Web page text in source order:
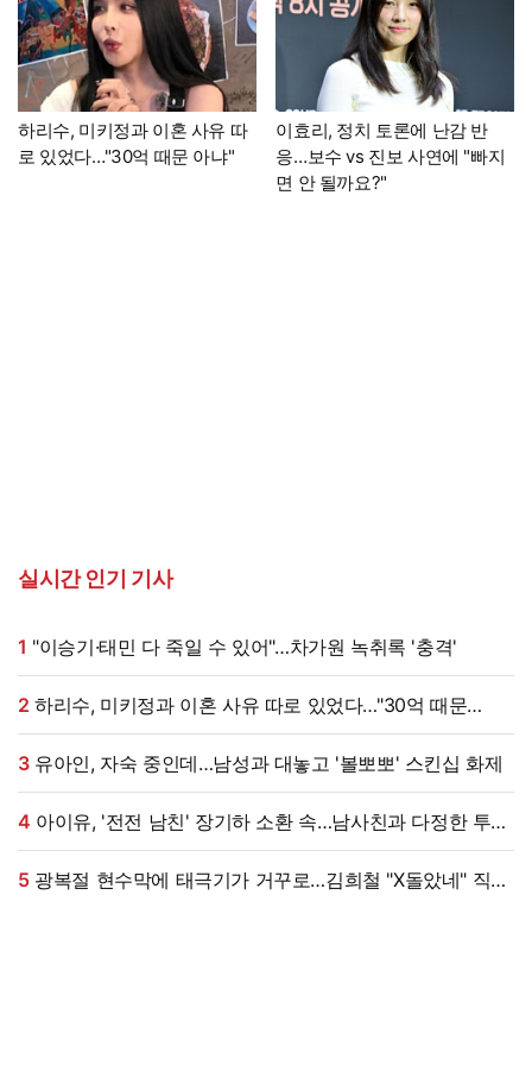
하리수, 미키정과 이혼 사유 따
로 있었다…"30억 때문 아냐"
이효리, 정치 토론에 난감 반
응…보수 vs 진보 사연에 "빠지
면 안 될까요?"
실시간 인기 기사
1 "이승기·태민 다 죽일 수 있어"…차가원 녹취록 '충격'
2 하리수, 미키정과 이혼 사유 따로 있었다…"30억 때문
아냐"
3 유아인, 자숙 중인데…남성과 대놓고 '볼뽀뽀' 스킨십 화제
4
"늘 든든" [엑's 이슈]
5광복절 현수막에 태극기가 거꾸로…김희철 "X돌았네" 직접